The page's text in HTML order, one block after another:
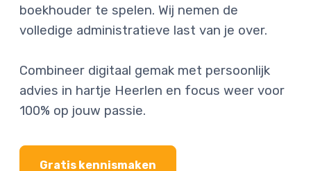
boekhouder te spelen. Wij nemen de
volledige administratieve last van je over.
Combineer digitaal gemak met persoonlijk
advies in hartje Heerlen en focus weer voor
100% op jouw passie.
Gratis kennismaken